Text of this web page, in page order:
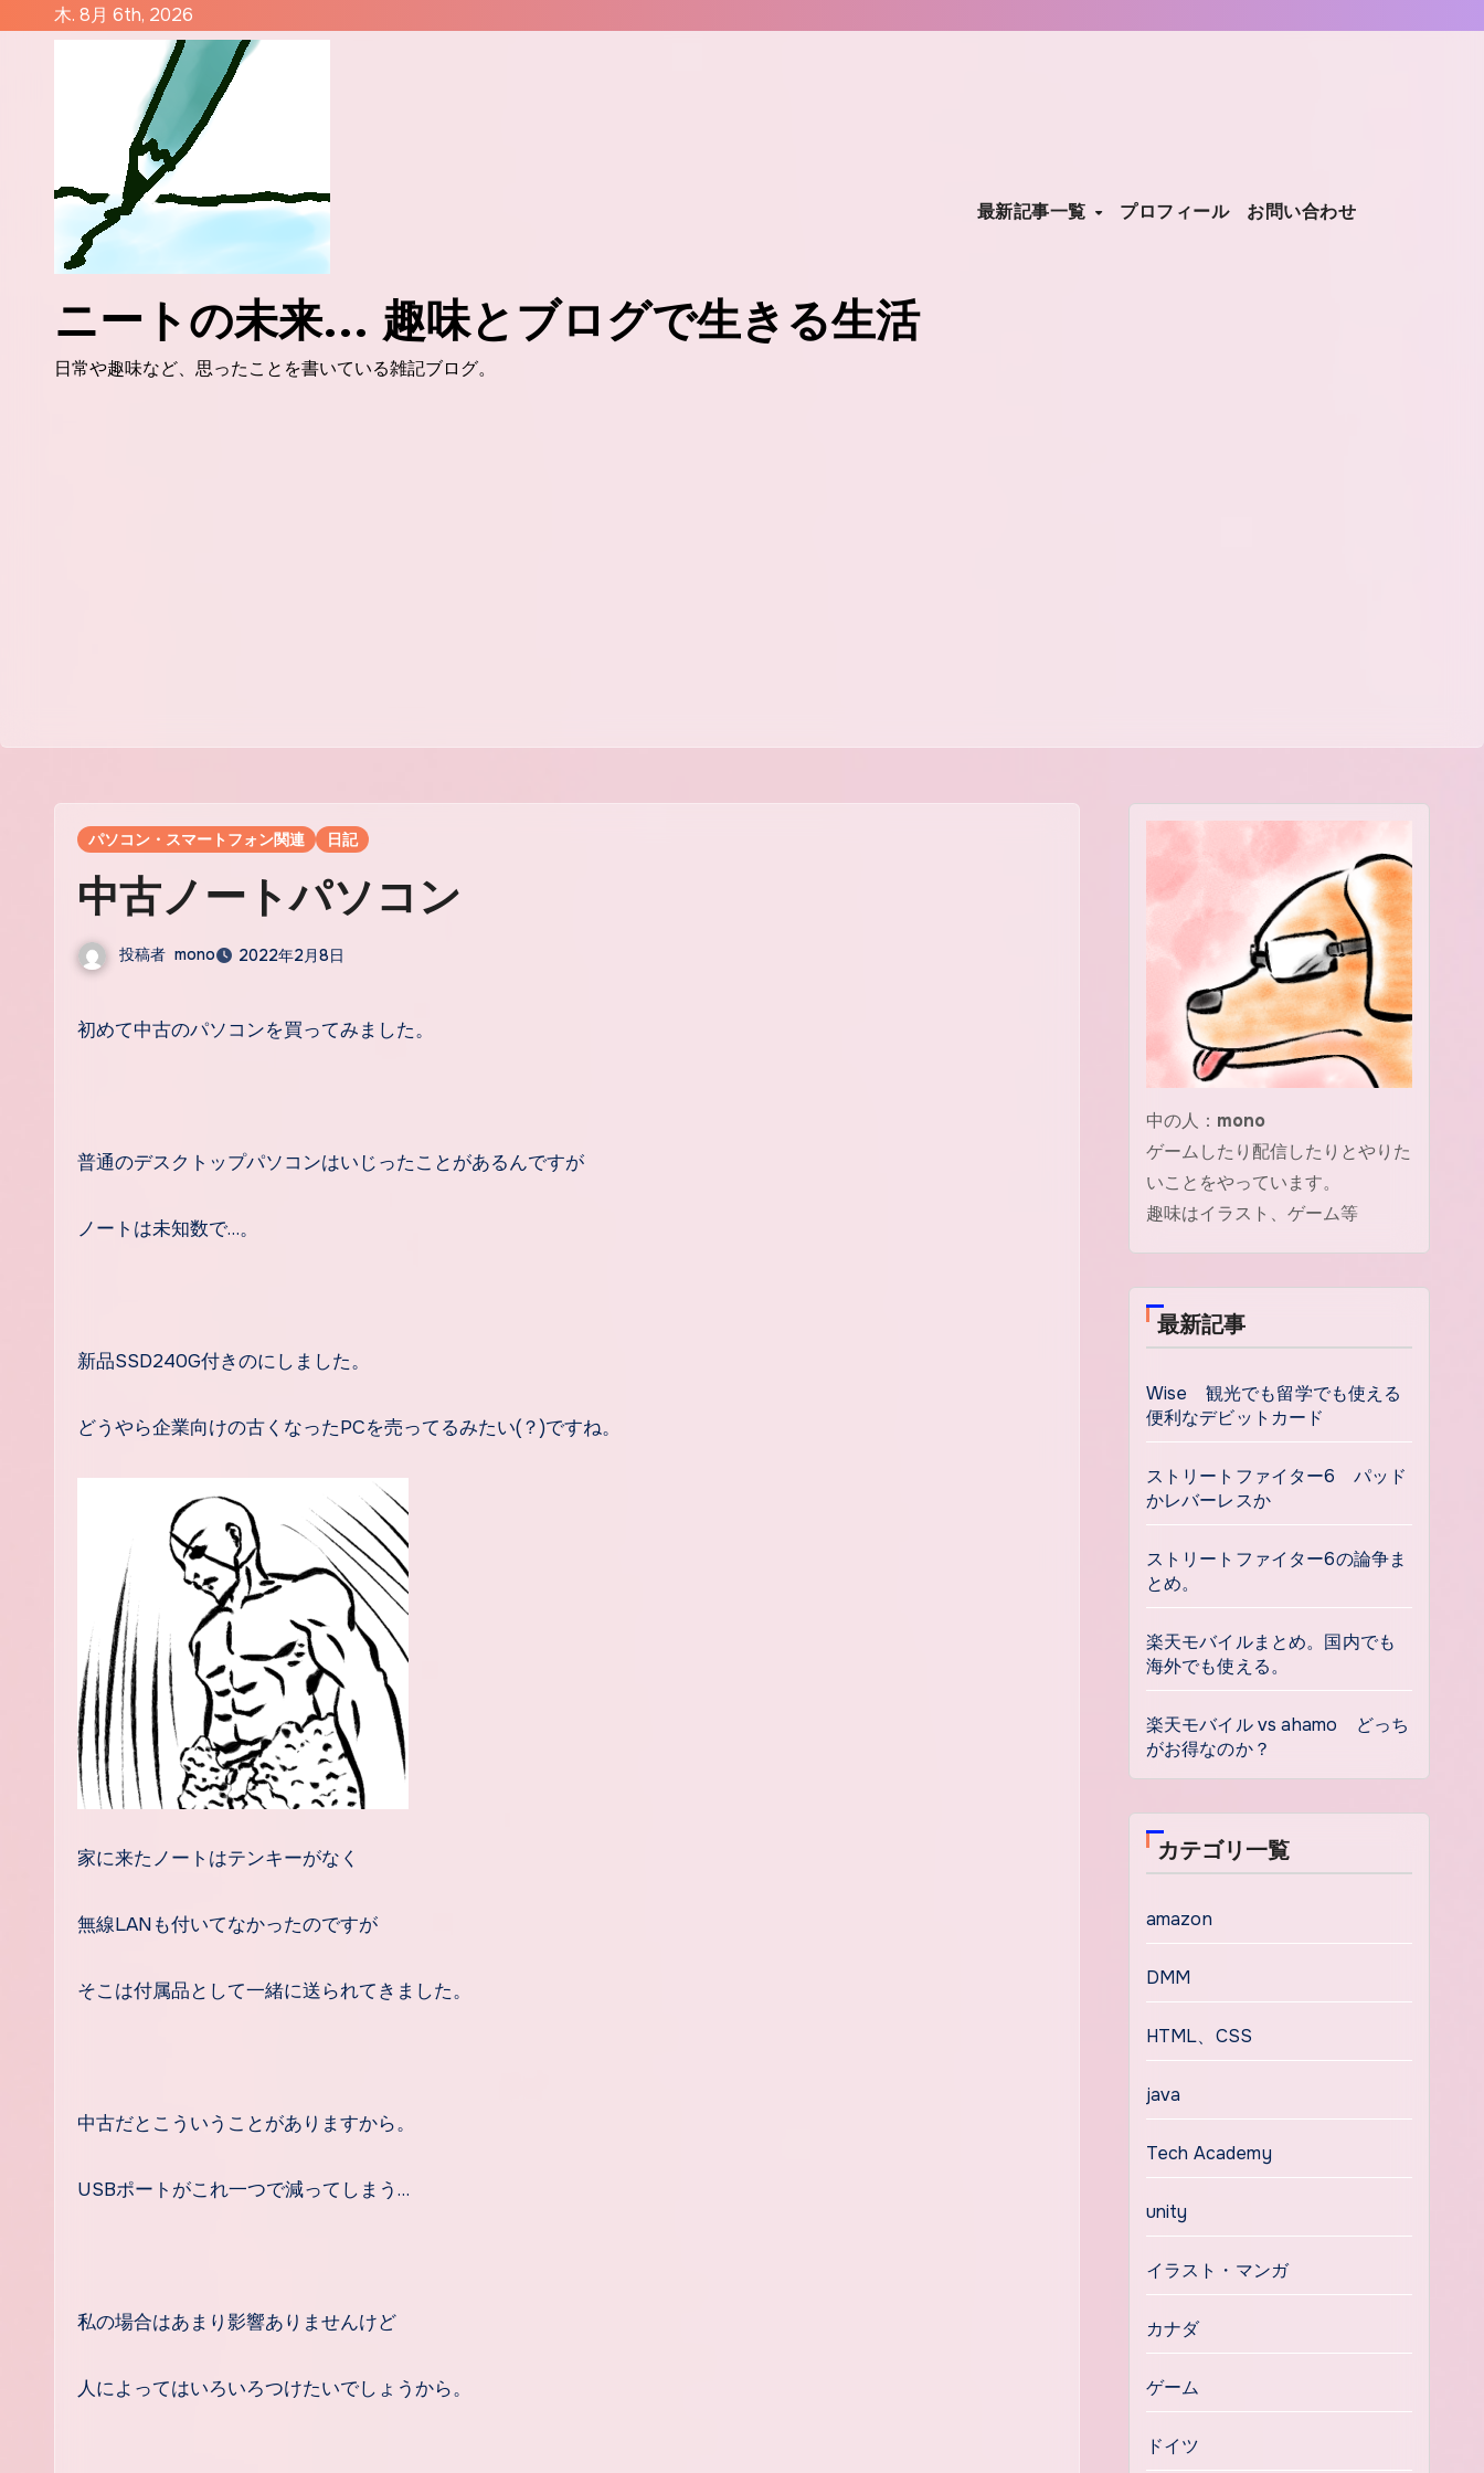
木. 8月 6th, 2026
ニートの未来... 趣味とブログで生きる生活
日常や趣味など、思ったことを書いている雑記ブログ。
最新記事一覧 プロフィール お問い合わせ
パソコン・スマートフォン関連 日記
中古ノートパソコン
投稿者 mono 2022年2月8日
初めて中古のパソコンを買ってみました。
普通のデスクトップパソコンはいじったことがあるんですが
ノートは未知数で…。
新品SSD240G付きのにしました。
どうやら企業向けの古くなったPCを売ってるみたい(？)ですね。
家に来たノートはテンキーがなく
無線LANも付いてなかったのですが
そこは付属品として一緒に送られてきました。
中古だとこういうことがありますから。
USBポートがこれ一つで減ってしまう…
私の場合はあまり影響ありませんけど
人によってはいろいろつけたいでしょうから。
中の人： mono
ゲームしたり配信したりとやりた
いことをやっています。
趣味はイラスト、ゲーム等
最新記事
Wise 観光でも留学でも使える
便利なデビットカード
ストリートファイター6 パッド
かレバーレスか
ストリートファイター6の論争ま
とめ。
楽天モバイルまとめ。国内でも
海外でも使える。
楽天モバイル vs ahamo どっち
がお得なのか？
カテゴリ一覧
amazon
DMM
HTML、CSS
java
Tech Academy
unity
イラスト・マンガ
カナダ
ゲーム
ドイツ